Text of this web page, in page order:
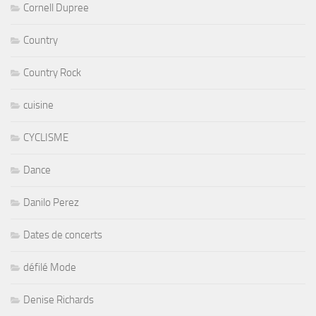
Cornell Dupree
Country
Country Rock
cuisine
CYCLISME
Dance
Danilo Perez
Dates de concerts
défilé Mode
Denise Richards